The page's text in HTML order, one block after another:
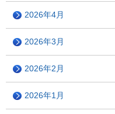
2026年4月
2026年3月
2026年2月
2026年1月